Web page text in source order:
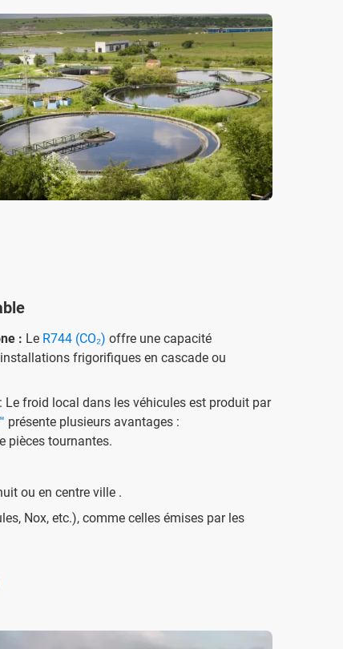
: Le R744 (CO₂) offre une capacité
frigorifiques en cascade ou
: Le froid local dans les véhicules est produit par
présente plusieurs avantages :
pièces tournantes.
ou en centre ville .
Nox, etc.), comme celles émises par les